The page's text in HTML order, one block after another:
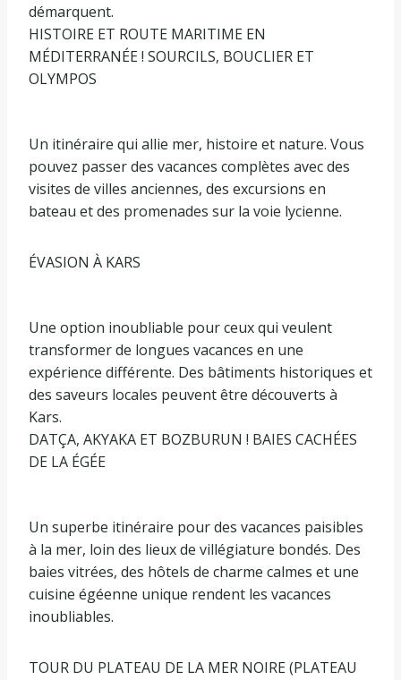
démarquent.
HISTOIRE ET ROUTE MARITIME EN
MÉDITERRANÉE ! SOURCILS, BOUCLIER ET
OLYMPOS
Un itinéraire qui allie mer, histoire et nature. Vous
pouvez passer des vacances complètes avec des
visites de villes anciennes, des excursions en
bateau et des promenades sur la voie lycienne.
ÉVASION À KARS
Une option inoubliable pour ceux qui veulent
transformer de longues vacances en une
expérience différente. Des bâtiments historiques et
des saveurs locales peuvent être découverts à
Kars.
DATÇA, AKYAKA ET BOZBURUN ! BAIES CACHÉES
DE LA ÉGÉE
Un superbe itinéraire pour des vacances paisibles
à la mer, loin des lieux de villégiature bondés. Des
baies vitrées, des hôtels de charme calmes et une
cuisine égéenne unique rendent les vacances
inoubliables.
TOUR DU PLATEAU DE LA MER NOIRE (PLATEAU